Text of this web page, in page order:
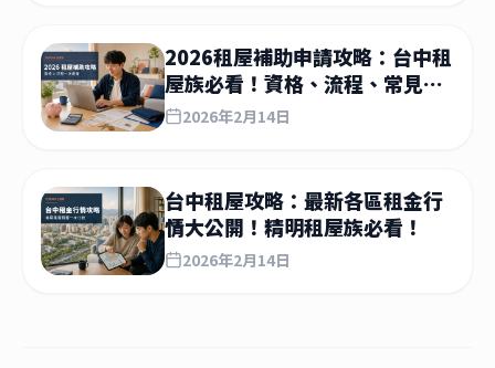
2026租屋補助申請攻略：台中租
屋族必看！資格、流程、常見問
題全解析
2026年2月14日
台中租屋攻略：最新各區租金行
情大公開！精明租屋族必看！
2026年2月14日